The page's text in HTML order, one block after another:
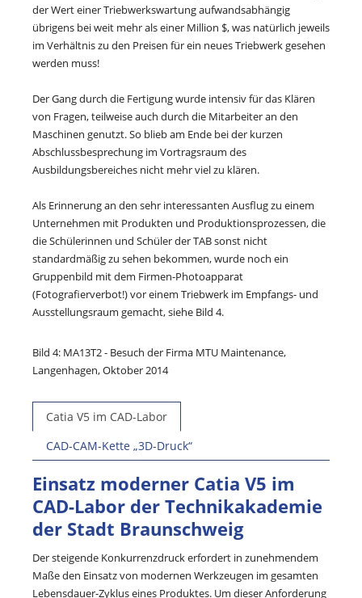
der Wert einer Triebwerkswartung aufwandsabhängig
übrigens bei weit mehr als einer Million $, was natürlich jeweils
im Verhältnis zu den Preisen für ein neues Triebwerk gesehen
werden muss!
Der Gang durch die Fertigung wurde intensiv für das Klären
von Fragen, teilweise auch durch die Mitarbeiter an den
Maschinen genutzt. So blieb am Ende bei der kurzen
Abschlussbesprechung im Vortragsraum des
Ausbildungsbereiches nicht mehr viel zu klären.
Als Erinnerung an den sehr interessanten Ausflug zu einem
Unternehmen mit Produkten und Produktionsprozessen, die
die Schülerinnen und Schüler der TAB sonst nicht
standardmäßig zu sehen bekommen, wurde noch ein
Gruppenbild mit dem Firmen-Photoapparat
(Fotografierverbot!) vor einem Triebwerk im Empfangs- und
Ausstellungsraum gemacht, siehe Bild 4.
Bild 4: MA13T2 - Besuch der Firma MTU Maintenance,
Langenhagen, Oktober 2014
Catia V5 im CAD-Labor
CAD-CAM-Kette „3D-Druck“
Einsatz moderner Catia V5 im
CAD-Labor der Technikakademie
der Stadt Braunschweig
Der steigende Konkurrenzdruck erfordert in zunehmendem
Maße den Einsatz von modernen Werkzeugen im gesamten
Lebensdauer-Zyklus eines Produktes. Um dieser Anforderung